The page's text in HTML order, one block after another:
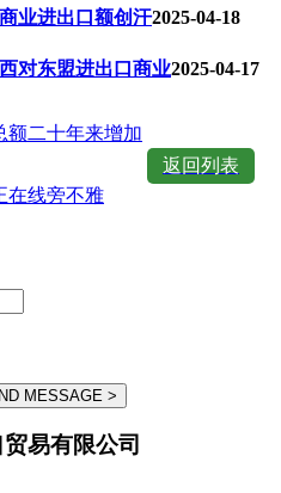
业进出口额创汗2025-04-18
对东盟进出口商业2025-04-17
额二十年来增加
在线旁不雅
返回列表
易有限公司